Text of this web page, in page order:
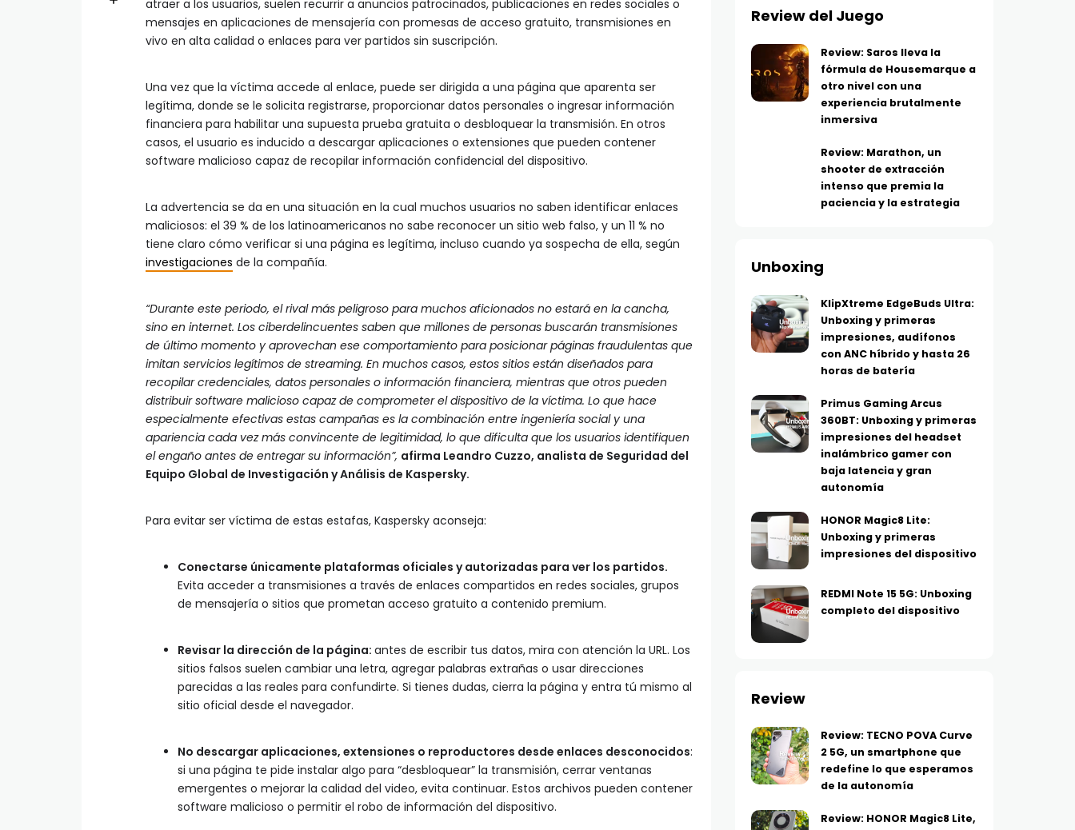
atraer a los usuarios, suelen recurrir a anuncios patrocinados, publicaciones en redes sociales o
mensajes en aplicaciones de mensajería con promesas de acceso gratuito, transmisiones en
vivo en alta calidad o enlaces para ver partidos sin suscripción.
Una vez que la víctima accede al enlace, puede ser dirigida a una página que aparenta ser
legítima, donde se le solicita registrarse, proporcionar datos personales o ingresar información
financiera para habilitar una supuesta prueba gratuita o desbloquear la transmisión. En otros
casos, el usuario es inducido a descargar aplicaciones o extensiones que pueden contener
software malicioso capaz de recopilar información confidencial del dispositivo.
La advertencia se da en una situación en la cual muchos usuarios no saben identificar enlaces
maliciosos: el 39 % de los latinoamericanos no sabe reconocer un sitio web falso, y un 11 % no
tiene claro cómo verificar si una página es legítima, incluso cuando ya sospecha de ella, según
investigaciones de la compañía.
“Durante este periodo, el rival más peligroso para muchos aficionados no estará en la cancha,
sino en internet. Los ciberdelincuentes saben que millones de personas buscarán transmisiones
de último momento y aprovechan ese comportamiento para posicionar páginas fraudulentas que
imitan servicios legítimos de streaming. En muchos casos, estos sitios están diseñados para
recopilar credenciales, datos personales o información financiera, mientras que otros pueden
distribuir software malicioso capaz de comprometer el dispositivo de la víctima. Lo que hace
especialmente efectivas estas campañas es la combinación entre ingeniería social y una
apariencia cada vez más convincente de legitimidad, lo que dificulta que los usuarios identifiquen
el engaño antes de entregar su información”, afirma Leandro Cuzzo, analista de Seguridad del
Equipo Global de Investigación y Análisis de Kaspersky.
Para evitar ser víctima de estas estafas, Kaspersky aconseja:
Conectarse únicamente plataformas oficiales y autorizadas para ver los partidos.
Evita acceder a transmisiones a través de enlaces compartidos en redes sociales, grupos
de mensajería o sitios que prometan acceso gratuito a contenido premium.
Revisar la dirección de la página: antes de escribir tus datos, mira con atención la URL. Los
sitios falsos suelen cambiar una letra, agregar palabras extrañas o usar direcciones
parecidas a las reales para confundirte. Si tienes dudas, cierra la página y entra tú mismo al
sitio oficial desde el navegador.
No descargar aplicaciones, extensiones o reproductores desde enlaces desconocidos:
si una página te pide instalar algo para “desbloquear” la transmisión, cerrar ventanas
emergentes o mejorar la calidad del video, evita continuar. Estos archivos pueden contener
software malicioso o permitir el robo de información del dispositivo.
Review del Juego
Review: Saros lleva la
fórmula de Housemarque a
otro nivel con una
experiencia brutalmente
inmersiva
Review: Marathon, un
shooter de extracción
intenso que premia la
paciencia y la estrategia
Unboxing
KlipXtreme EdgeBuds Ultra:
Unboxing y primeras
impresiones, audífonos
con ANC híbrido y hasta 26
horas de batería
Primus Gaming Arcus
360BT: Unboxing y primeras
impresiones del headset
inalámbrico gamer con
baja latencia y gran
autonomía
HONOR Magic8 Lite:
Unboxing y primeras
impresiones del dispositivo
REDMI Note 15 5G: Unboxing
completo del dispositivo
Review
Review: TECNO POVA Curve
2 5G, un smartphone que
redefine lo que esperamos
de la autonomía
Review: HONOR Magic8 Lite,